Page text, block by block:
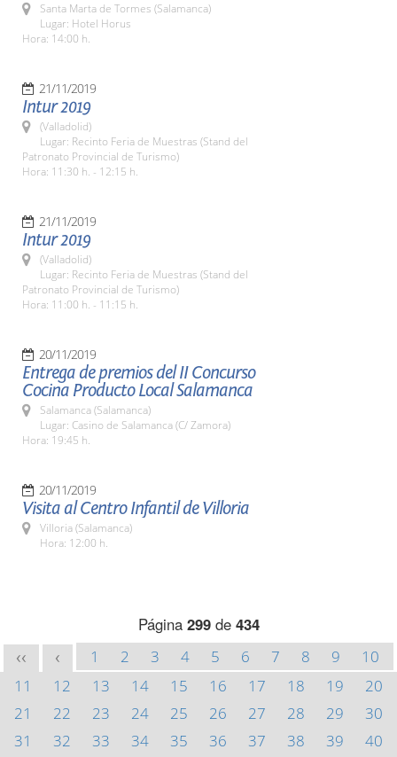
Santa Marta de Tormes (Salamanca)
Lugar: Hotel Horus
Hora: 14:00 h.
21/11/2019
Intur 2019
(Valladolid)
Lugar: Recinto Feria de Muestras (Stand del
Patronato Provincial de Turismo)
Hora: 11:30 h. - 12:15 h.
21/11/2019
Intur 2019
(Valladolid)
Lugar: Recinto Feria de Muestras (Stand del
Patronato Provincial de Turismo)
Hora: 11:00 h. - 11:15 h.
20/11/2019
Entrega de premios del II Concurso
Cocina Producto Local Salamanca
Salamanca (Salamanca)
Lugar: Casino de Salamanca (C/ Zamora)
Hora: 19:45 h.
20/11/2019
Visita al Centro Infantil de Villoria
Villoria (Salamanca)
Hora: 12:00 h.
Página 299de 434
<< < 1 2 3 4 5 6 7 8 9
10
11
12 13 14 15 16 17 18 19
20
21
22 23 24 25 26 27 28 29
30
31
32 33 34 35 36 37 38 39
40